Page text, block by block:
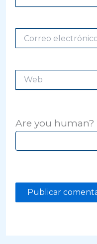
electrónico*
Web
Are you human?